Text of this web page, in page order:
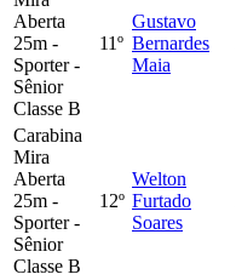
Aberta
25m -
Sporter -
Sênior
Classe B
11º
Gustavo
Bernardes
Maia
Carabina
Mira
Aberta
25m -
Sporter -
Sênior
Classe B
12º
Welton
Furtado
Soares